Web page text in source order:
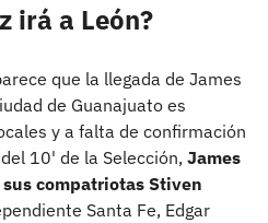
irá a León?
que la llegada de James
de Guanajuato es
y a falta de confirmación
10' de la Selección, James
compatriotas Stiven
Santa Fe, Edgar